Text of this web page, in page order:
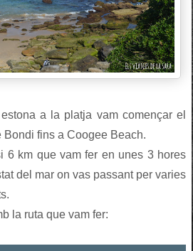
a la platja vam començar el
Bondi fins a Coogee Beach.
6 km que vam fer en unes 3 hores
del mar on vas passant per varies
la ruta que vam fer: